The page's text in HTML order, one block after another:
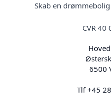
Skab en
CVR 40
6500
Tlf +45